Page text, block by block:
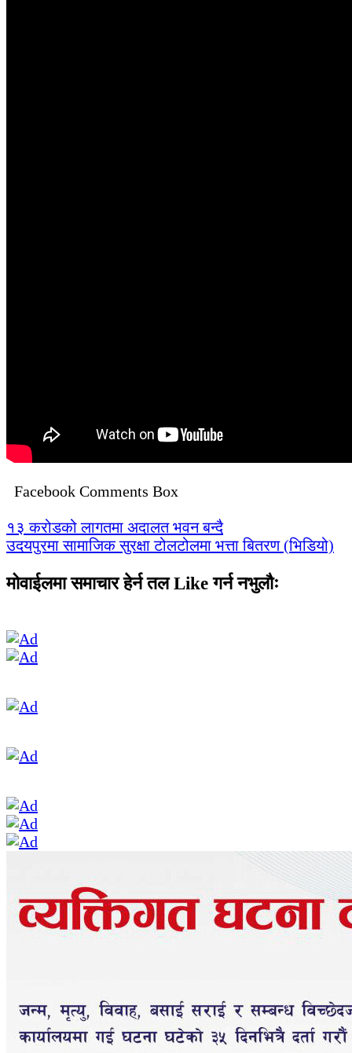
Facebook Comments Box
Post
navigation
१३ करोडको लागतमा अदालत भवन बन्दै
उदयपुरमा सामाजिक सुरक्षा टोलटोलमा भत्ता बितरण (भिडियो)
मोवाईलमा समाचार हेर्न तल Like गर्न नभुलौः